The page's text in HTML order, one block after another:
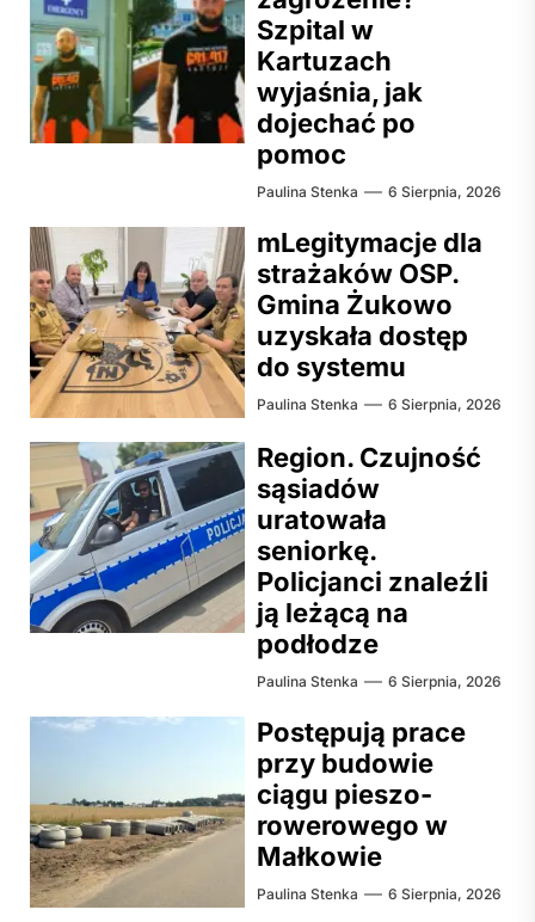
Szpital w
Kartuzach
wyjaśnia, jak
dojechać po
pomoc
Paulina Stenka 6 Sierpnia, 2026
mLegitymacje dla
strażaków OSP.
Gmina Żukowo
uzyskała dostęp
do systemu
Paulina Stenka 6 Sierpnia, 2026
Region. Czujność
sąsiadów
uratowała
seniorkę.
Policjanci znaleźli
ją leżącą na
podłodze
Paulina Stenka 6 Sierpnia, 2026
Postępują prace
przy budowie
ciągu pieszo-
rowerowego w
Małkowie
Paulina Stenka 6 Sierpnia, 2026